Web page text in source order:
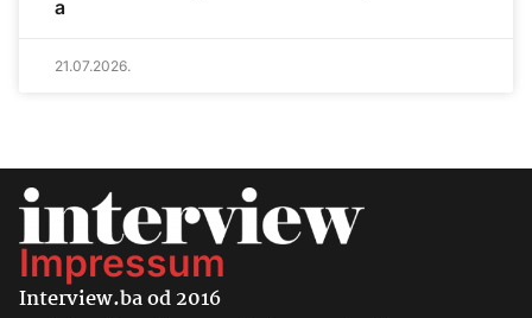
a
21.07.2026.
Impressum
Interview.ba od 2016